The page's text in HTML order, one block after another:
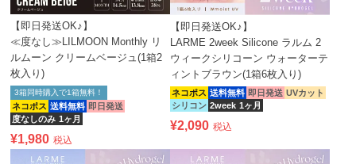
【即日発送OK♪】
≪度なし≫LILMOON Monthly リ
ルムーン クリームベージュ(1箱2
枚入り)
ネコポス 送料無料 即日発送
度なしのみ 1ヶ月
3箱同時購入で1箱無料！
¥1,980 税込
【即日発送OK♪】
LARME 2week Silicone ラルム 2
ウィークシリコーン ウォーターテ
ィントブラウン(1箱6枚入り)
ネコポス 送料無料 即日発送 UVカット
シリコン 2week 1ヶ月
¥2,090 税込